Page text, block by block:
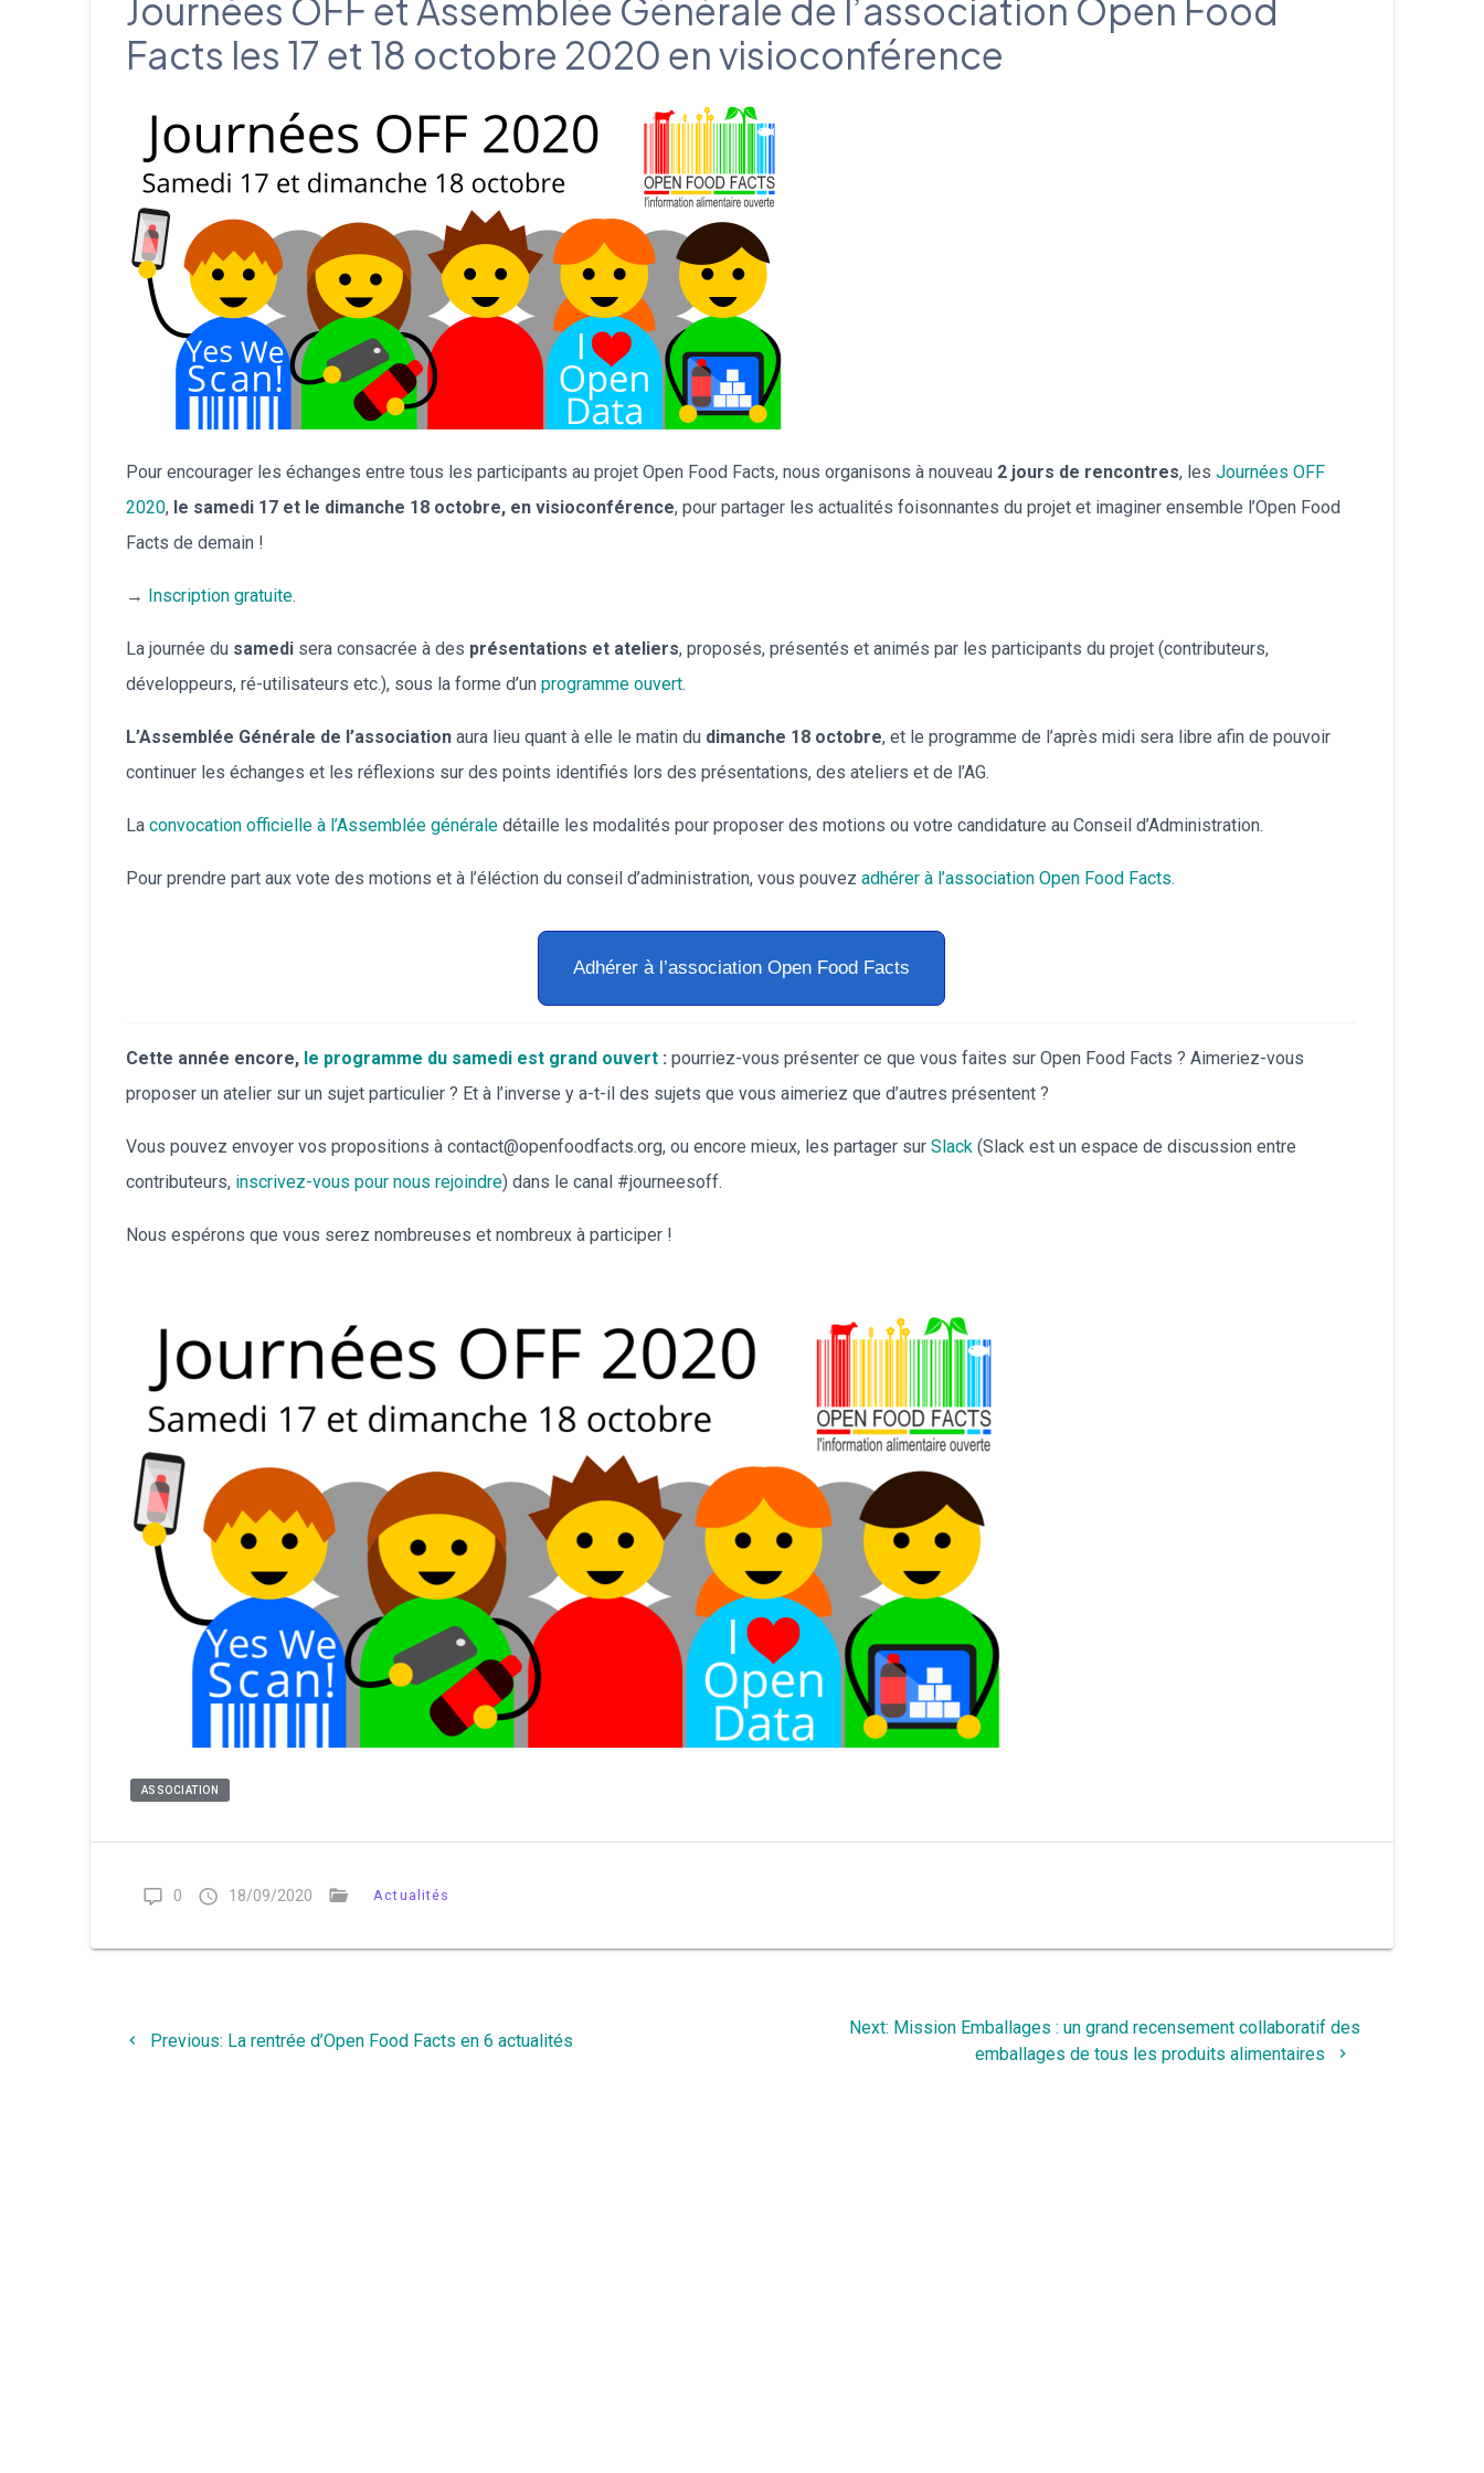
עברית
Hrvatski
български
Journées OFF et Assemblée Générale de l’association Open Food
Facts les 17 et 18 octobre 2020 en visioconférence
Pour encourager les échanges entre tous les participants au projet Open Food Facts, nous organisons à nouveau 2 jours de rencontres, lesJournées OFF
2020, le samedi 17 et le dimanche 18 octobre, en visioconférence, pour partager les actualités foisonnantes du projet et imaginer ensemble l’Open Food
Facts de demain !
→ Inscription gratuite.
La journée du samedi sera consacrée à des présentations et ateliers, proposés, présentés et animés par les participants du projet (contributeurs,
développeurs, ré-utilisateurs etc.), sous la forme d’unprogramme ouvert.
L’Assemblée Générale de l’association aura lieu quant à elle le matin du dimanche 18 octobre, et le programme de l’après midi sera libre afin de pouvoir
continuer les échanges et les réflexions sur des points identifiés lors des présentations, des ateliers et de l’AG.
Laconvocation officielle à l’Assemblée générale détaille les modalités pour proposer des motions ou votre candidature au Conseil d’Administration.
Pour prendre part aux vote des motions et à l’éléction du conseil d’administration, vous pouvezadhérer à l’association Open Food Facts.
Adhérer à l’association Open Food Facts
Cette année encore, le programme du samedi est grand ouvert :pourriez-vous présenter ce que vous faites sur Open Food Facts ? Aimeriez-vous
proposer un atelier sur un sujet particulier ? Et à l’inverse y a-t-il des sujets que vous aimeriez que d’autres présentent ?
Vous pouvez envoyer vos propositions à contact@openfoodfacts.org, ou encore mieux, les partager sur Slack (Slack est un espace de discussion entre
contributeurs, inscrivez-vous pour nous rejoindre) dans le canal #journeesoff.
Nous espérons que vous serez nombreuses et nombreux à participer !
ASSOCIATION
0 18/09/2020 Actualités
de
Previous: Previous
La rentrée d’Open Food Facts en 6 actualités
Next: Next
Mission Emballages : un grand recensement collaboratif des
emballages de tous les produits alimentaires